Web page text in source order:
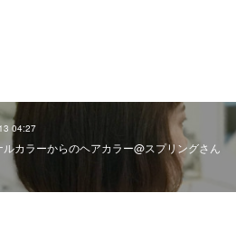
04:27
ルカラーからのヘアカラー@スプリングさん